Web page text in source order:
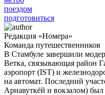
поездом
подготовиться
Редакция «Номера»
Команда путешественников
В Стамбуле завершили
Ветка, связывающая район
аэропорт (IST) и
на автомат. Последний
Арнавуткёй и вокзалом)